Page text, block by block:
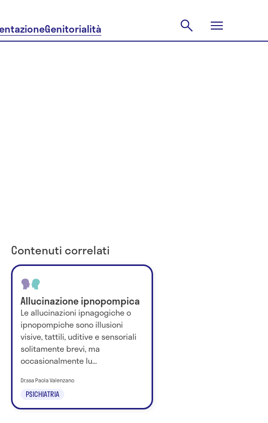
Genitorialità
Contenuti correlati
Allucinazione ipnopompica
Le allucinazioni ipnagogiche o
ipnopompiche sono illusioni
visive, tattili, uditive e sensoriali
solitamente brevi, ma
occasionalmente lu...
PSICHIATRIA
Dr.ssa Paola Valenzano